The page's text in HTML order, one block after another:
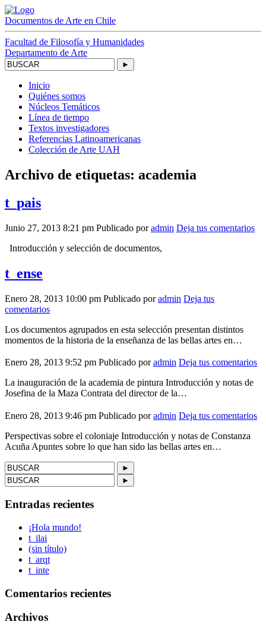
Documentos de Arte en Chile
Facultad de Filosofía y Humanidades
Departamento de Arte
►
Inicio
Quiénes somos
Núcleos Temáticos
Línea de tiempo
Textos investigadores
Referencias Latinoamericanas
Colección de Arte UAH
Archivo de etiquetas: academia
t_pais
Junio 27, 2013 8:21 pm Publicado poradmin Deja tus comentarios
Introducción y selección de documentos,
t_ense
Enero 28, 2013 10:00 pm Publicado poradmin Deja tus
comentarios
Los documentos agrupados en esta selección presentan distintos
momentos de la historia de la enseñanza de las bellas artes en…
Enero 28, 2013 9:52 pm Publicado poradmin Deja tus comentarios
La inauguración de la academia de pintura Introducción y notas de
Josefina de la Maza Contrata del director de la…
Enero 28, 2013 9:46 pm Publicado poradmin Deja tus comentarios
Perspectivas sobre el coloniaje Introducción y notas de Constanza
Acuña Apuntes sobre lo que han sido las bellas artes en…
►
►
Entradas recientes
¡Hola mundo!
t_ilai
(sin título)
t_arqt
t_inte
Comentarios recientes
Archivos